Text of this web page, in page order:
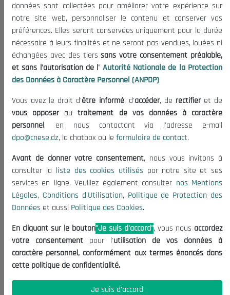
Le CNESE
A Propos
Le président
Organisation
Publications
Informations utiles
Appels d'offres et Consultations
Mentions Légales
Conditions d'Utilisation
Politique de Protection des Données
Politique des Cookies
Nous Contacter
(+213) 021 98 01 00|01|02
contact@cnese.dz
Suggestions ou Initiatives ?
Newsletter
dernières nouvelles.
données sont collectées pour améliorer votre expérience sur
notre site web, personnaliser le contenu et conserver vos
préférences. Elles seront conservées uniquement pour la durée
nécessaire à leurs finalités et ne seront pas vendues, louées ni
échangées avec des tierssans votre consentement préalable,
et sans l'autorisation de l' Autorité Nationale de la Protection
des Données à Caractère Personnel (ANPDP)
Vous avez le droit d'être informé, d'accéder, de rectifieret de
vous opposerautraitement de vos données à caractère
personnel, en nous contactant via l'adresse e-mail
dpo@cnese.dz, la chatbox ou le formulaire de contact.
Avant de donner votre consentement, nous vous invitons à
consulter la liste des cookies utilisés par notre site et ses
services en ligne. Veuillez également consulter nos Mentions
Légales, Conditions d'Utilisation, Politique de Protection des
Données et aussi Politique des Cookies.
En cliquant sur le bouton"Je suis d'accord", vous nous accordez
votre consentement pour l'utilisation de vos données à
caractère personnel, conformément aux termes énoncés dans
cette politique de confidentialité.
Je suis d'accord